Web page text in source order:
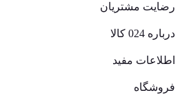
رضایت مشتریان
درباره 024 کالا
اطلاعات مفید
فروشگاه